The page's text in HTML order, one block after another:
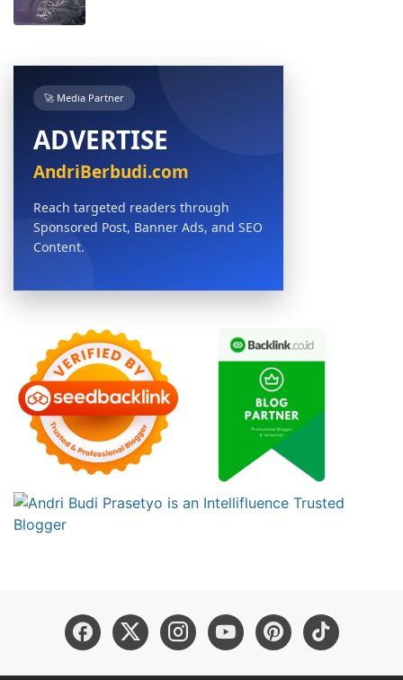
🚀 Media Partner
ADVERTISE
AndriBerbudi.com
Reach targeted readers through
Sponsored Post, Banner Ads, and SEO
Content.